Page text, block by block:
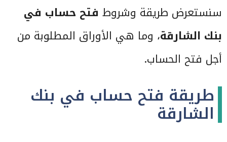
سنستعرض طريقة وشروط فتح حساب في
بنك الشارقة، وما هي الأوراق المطلوبة من
أجل فتح الحساب.
طريقة فتح حساب في بنك
الشارقة